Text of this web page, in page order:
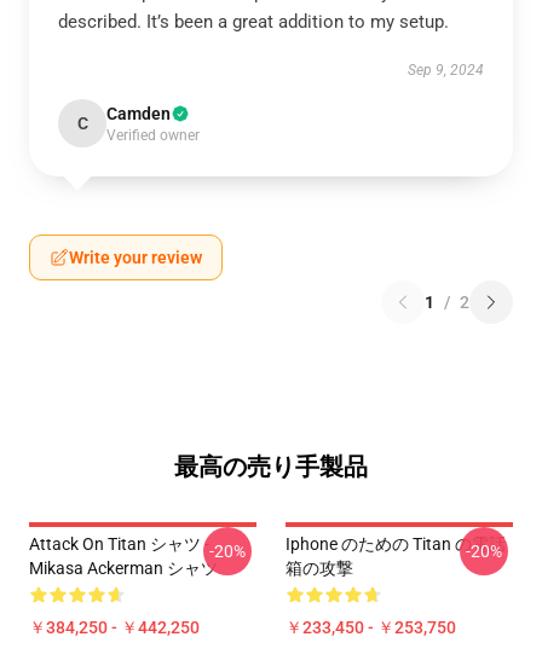
described. It’s been a great addition to my setup.
Sep 9, 2024
C Camden
Verified owner
Write your review
1 / 2
最高の売り手製品
Attack On Titan シャツ -
Mikasa Ackerman シャツ
￥384,250 - ￥442,250
-20%
Iphone のための Titan の電話
箱の攻撃
￥233,450 - ￥253,750
-20%